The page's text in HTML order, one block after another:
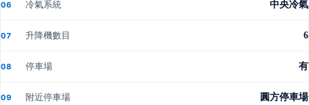
06 冷氣系統 中央冷氣
07 升降機數目 6
08 停車場 有
09 附近停車場 圓方停車場